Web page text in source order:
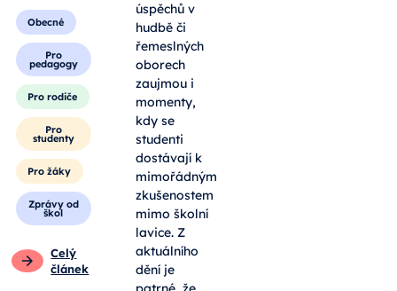
Obecné
Pro
pedagogy
Pro rodiče
Pro
studenty
Pro žáky
Zprávy od
škol
Celý
článek
úspěchů v
hudbě či
řemeslných
oborech
zaujmou i
momenty,
kdy se
studenti
dostávají k
mimořádným
zkušenostem
mimo školní
lavice. Z
aktuálního
dění je